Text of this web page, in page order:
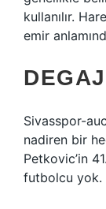
kullanılır.
emir
Sivasspor-
nadiren bir
Petkovic’in
futbolcu yok.